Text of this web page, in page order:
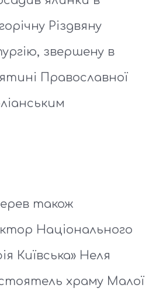
Різдвяну
звершену в
Православної
також
Національного
Київська» Неля
храму Малої